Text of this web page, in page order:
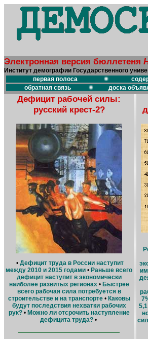
Электронная версия бюллетеня
Институт демографии Государственного
первая полоса
обратная связь
доска
Дефицит рабочей силы:
русский крест-2?
• Дефицит труда в России наступит
между 2010 и 2015 годами • Раньше всего
дефицит наступит в экономически
наиболее развитых регионах• Быстрее
всего рабочая сила потребуется в
строительстве и на транспорте• Каковы
будут последствия нехватки рабочих
рук?• Можно ли отсрочить наступление
дефицита труда?•